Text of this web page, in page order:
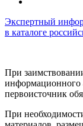
Экспертный
в каталоге
При
информационного
первоисточник
При